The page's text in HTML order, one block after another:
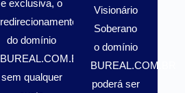
e exclusiva, o
redirecionamento
do domínio
BUREAL.COM.BR
sem qualquer
Visionário
Soberano
o domínio
BUREAL.COM.BR
poderá ser